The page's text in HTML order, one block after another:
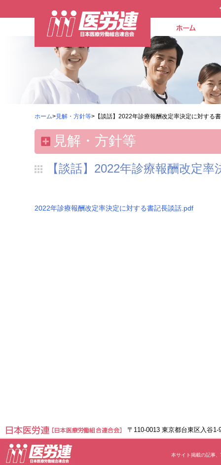
ホーム>見解・方針等>【談話】2022年診療報酬改定率決定に対する
見解・方針等
【談話】2022年診療報酬改定
2022年診療報酬改定率決定に対する書記長談話.pdf
〒110-0013 東京都台東区入谷
本サイト掲載の記事